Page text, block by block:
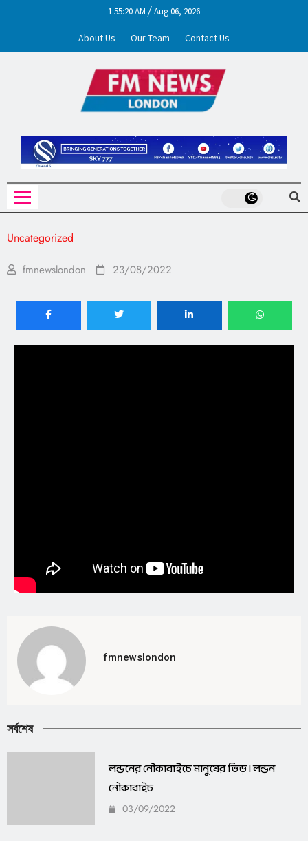
1:55:20 AM / Aug 06, 2026
About Us Our Team Contact Us
FM News London
Uncategorized
fmnewslondon 23/08/2022
fmnewslondon
সর্বশেষ
লন্ডনের নৌকাবাইচে মানুষের ভিড় I লন্ডন
নৌকাবাইচ
03/09/2022